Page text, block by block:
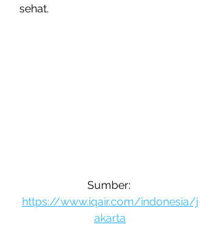
sehat.
Sumber:
https://www.iqair.com/indonesia/j
akarta